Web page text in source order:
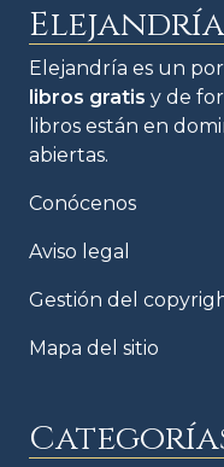
Elejandría
Elejandría es un
libros gratis y de
libros están en
abiertas.
Conócenos
Aviso legal
Gestión del
Mapa del sitio